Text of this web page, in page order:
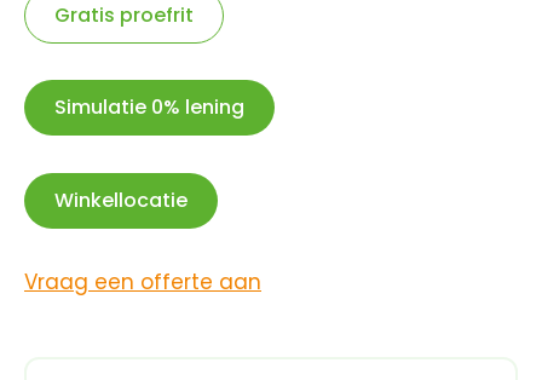
Gratis proefrit
Simulatie 0% lening
Winkellocatie
Vraag een offerte aan